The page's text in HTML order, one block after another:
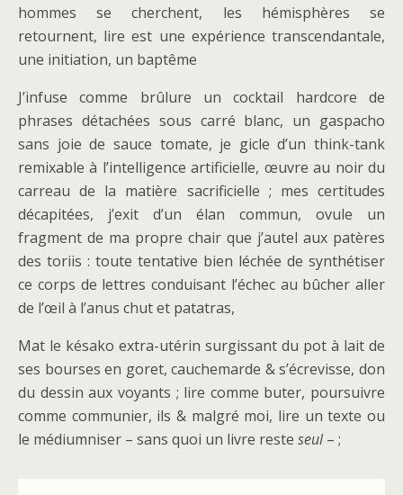
hommes se cherchent, les hémisphères se
retournent, lire est une expérience transcendantale,
une initiation, un baptême
J’infuse comme brûlure un cocktail hardcore de
phrases détachées sous carré blanc, un gaspacho
sans joie de sauce tomate, je gicle d’un think-tank
remixable à l’intelligence artificielle, œuvre au noir du
carreau de la matière sacrificielle ; mes certitudes
décapitées, j’exit d’un élan commun, ovule un
fragment de ma propre chair que j’autel aux patères
des toriis : toute tentative bien léchée de synthétiser
ce corps de lettres conduisant l’échec au bûcher aller
de l’œil à l’anus chut et patatras,
Mat le késako extra-utérin surgissant du pot à lait de
ses bourses en goret, cauchemarde & s’écrevisse, don
du dessin aux voyants ; lire comme buter, poursuivre
comme communier, ils & malgré moi, lire un texte ou
le médiumniser – sans quoi un livre reste seul– ;